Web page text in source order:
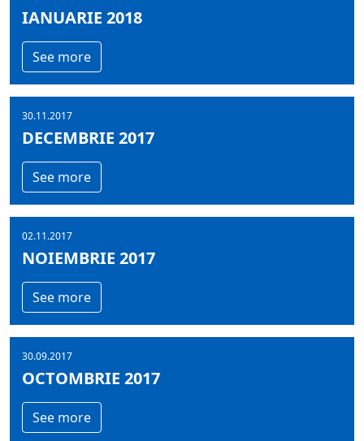
IANUARIE 2018
See more
30.11.2017
DECEMBRIE 2017
See more
02.11.2017
NOIEMBRIE 2017
See more
30.09.2017
OCTOMBRIE 2017
See more